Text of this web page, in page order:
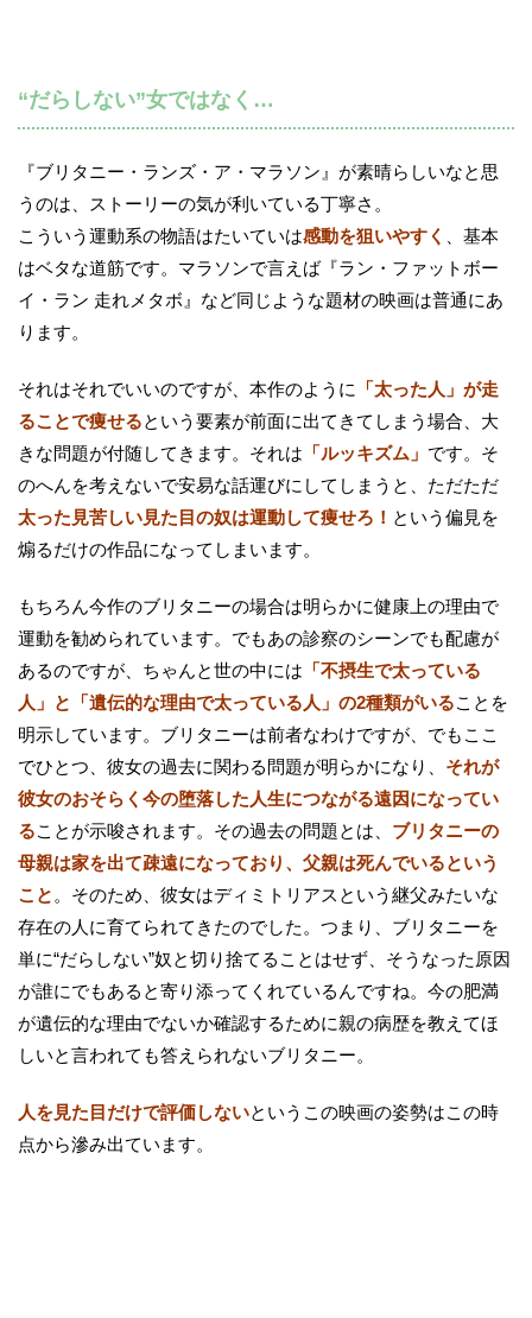
“だらしない”女ではなく…
『ブリタニー・ランズ・ア・マラソン』が素晴らしいなと思
うのは、ストーリーの気が利いている丁寧さ。
こういう運動系の物語はたいていは感動を狙いやすく
、基本
はベタな道筋です。マラソンで言えば『ラン・ファットボー
イ・ラン 走れメタボ』など同じような題材の映画は普通にあ
ります。
それはそれでいいのですが、本作のように
「太った人」が走
ることで痩せるという要素が前面に出てきてしまう場合、大
きな問題が付随してきます。それは 「ルッキズム」 です。そ
のへんを考えないで安易な話運びにしてしまうと、ただただ
太った見苦しい見た目の奴は運動して痩せろ！ という偏見を
煽るだけの作品になってしまいます。
もちろん今作のブリタニーの場合は明らかに健康上の理由で
運動を勧められています。でもあの診察のシーンでも配慮が
あるのですが、ちゃんと世の中には 「不摂生で太っている
人」と「遺伝的な理由で太っている人」の2種類がいることを
明示しています。ブリタニーは前者なわけですが、でもここ
でひとつ、彼女の過去に関わる問題が明らかになり、 それが
彼女のおそらく今の堕落した人生につながる遠因になってい
ることが示唆されます。その過去の問題とは、 ブリタニーの
母親は家を出て疎遠になっており、父親は死んでいるという
こと 。そのため、彼女はディミトリアスという継父みたいな
存在の人に育てられてきたのでした。つまり、ブリタニーを
単に“だらしない”奴と切り捨てることはせず、そうなった原因
が誰にでもあると寄り添ってくれているんですね。今の肥満
が遺伝的な理由でないか確認するために親の病歴を教えてほ
しいと言われても答えられないブリタニー。
人を見た目だけで評価しないというこの映画の姿勢はこの時
点から滲み出ています。